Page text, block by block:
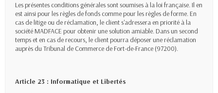
Les présentes conditions générales sont soumises à la loi française. Il en
est ainsi pour les règles de fonds comme pour les règles de forme. En
cas de litige ou de réclamation, le client s'adressera en priorité à la
société MADFACE pour obtenir une solution amiable. Dans un second
temps et en cas de recours, le client pourra déposer une réclamation
auprès du Tribunal de Commerce de Fort-de-France (97200).
Article 23 : Informatique et Libertés